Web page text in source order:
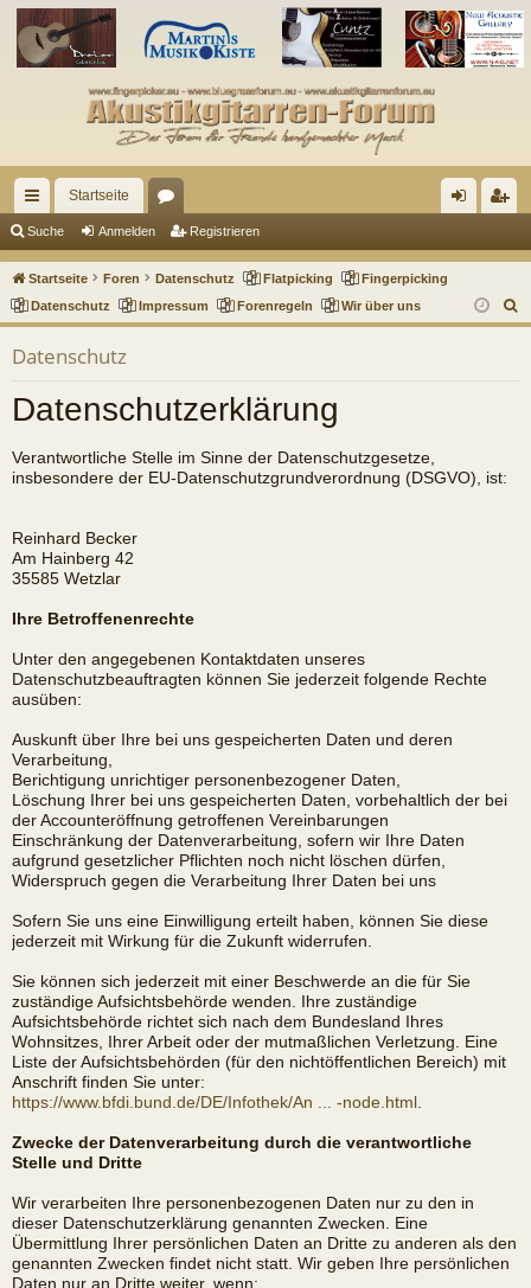
ch
ne
llz
Startseite
en m ist
rie
Suche Anmelden Registrieren
Startseite Foren Datenschutz Flatpicking
Fingerpicking
Datenschutz
Impressum Forenregeln Wir über uns
u
Datenschutz
Datenschutzerklärung
Verantwortliche Stelle im Sinne der Datenschutzgesetze,
insbesondere der EU-Datenschutzgrundverordnung (DSGVO), ist:
Reinhard Becker
Am Hainberg 42
35585 Wetzlar
Ihre Betroffenenrechte
Unter den angegebenen Kontaktdaten unseres
Datenschutzbeauftragten können Sie jederzeit folgende Rechte
ausüben:
Auskunft über Ihre bei uns gespeicherten Daten und deren
Verarbeitung,
Berichtigung unrichtiger personenbezogener Daten,
Löschung Ihrer bei uns gespeicherten Daten, vorbehaltlich der bei
der Accounteröffnung getroffenen Vereinbarungen
Einschränkung der Datenverarbeitung, sofern wir Ihre Daten
aufgrund gesetzlicher Pflichten noch nicht löschen dürfen,
Widerspruch gegen die Verarbeitung Ihrer Daten bei uns
Sofern Sie uns eine Einwilligung erteilt haben, können Sie diese
jederzeit mit Wirkung für die Zukunft widerrufen.
Sie können sich jederzeit mit einer Beschwerde an die für Sie
zuständige Aufsichtsbehörde wenden. Ihre zuständige
Aufsichtsbehörde richtet sich nach dem Bundesland Ihres
Wohnsitzes, Ihrer Arbeit oder der mutmaßlichen Verletzung. Eine
Liste der Aufsichtsbehörden (für den nichtöffentlichen Bereich) mit
Anschrift finden Sie unter:
https://www.bfdi.bund.de/DE/Infothek/An ... -node.html .
Zwecke der Datenverarbeitung durch die verantwortliche
Stelle und Dritte
Wir verarbeiten Ihre personenbezogenen Daten nur zu den in
dieser Datenschutzerklärung genannten Zwecken. Eine
Übermittlung Ihrer persönlichen Daten an Dritte zu anderen als den
genannten Zwecken findet nicht statt. Wir geben Ihre persönlichen
Daten nur an Dritte weiter, wenn: